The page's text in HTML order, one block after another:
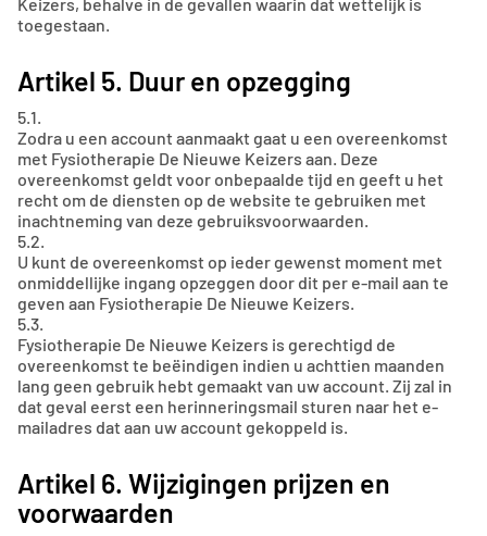
Keizers, behalve in de gevallen waarin dat wettelijk is
toegestaan.
Artikel 5. Duur en opzegging
5.1.
Zodra u een account aanmaakt gaat u een overeenkomst
met Fysiotherapie De Nieuwe Keizers aan. Deze
overeenkomst geldt voor onbepaalde tijd en geeft u het
recht om de diensten op de website te gebruiken met
inachtneming van deze gebruiksvoorwaarden.
5.2.
U kunt de overeenkomst op ieder gewenst moment met
onmiddellijke ingang opzeggen door dit per e-mail aan te
geven aan Fysiotherapie De Nieuwe Keizers.
5.3.
Fysiotherapie De Nieuwe Keizers is gerechtigd de
overeenkomst te beëindigen indien u achttien maanden
lang geen gebruik hebt gemaakt van uw account. Zij zal in
dat geval eerst een herinneringsmail sturen naar het e-
mailadres dat aan uw account gekoppeld is.
Artikel 6. Wijzigingen prijzen en
voorwaarden